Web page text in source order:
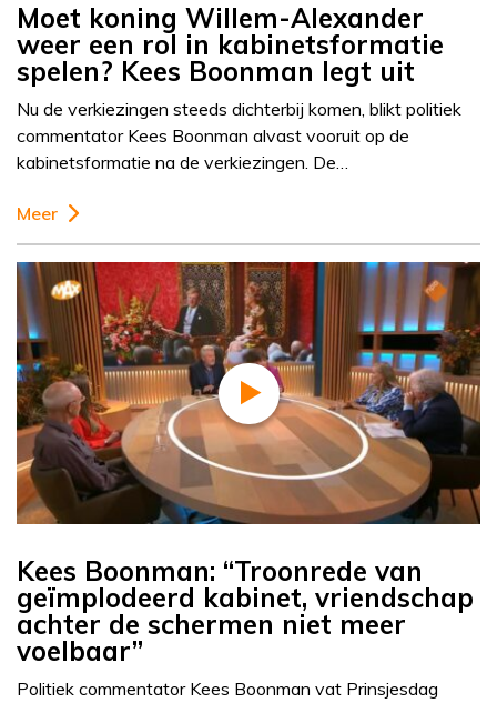
Moet koning Willem-Alexander
weer een rol in kabinetsformatie
spelen? Kees Boonman legt uit
Nu de verkiezingen steeds dichterbij komen, blikt politiek
commentator Kees Boonman alvast vooruit op de
kabinetsformatie na de verkiezingen. De…
Meer
Kees Boonman: “Troonrede van
geïmplodeerd kabinet, vriendschap
achter de schermen niet meer
voelbaar”
Politiek commentator Kees Boonman vat Prinsjesdag